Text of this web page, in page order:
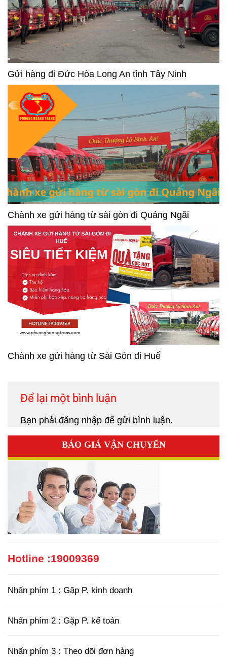
Gửi hàng đi Đức Hòa Long An tỉnh Tây Ninh
Chành xe gửi hàng từ sài gòn đi Quảng Ngãi
Chành xe gửi hàng từ Sài Gòn đi Huế
Để lại một bình luận
Bạn phải đăng nhập để gửi bình luận.
BÁO GIÁ VẬN CHUYỂN
Hotline :19009369
Nhấn phím 1 : Gặp P. kinh doanh
Nhấn phím 2 : Gặp P. kế toán
Nhấn phím 3 : Theo dõi đơn hàng